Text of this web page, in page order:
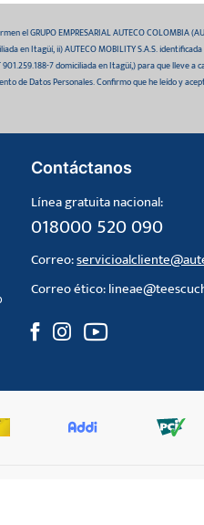
el GRUPO EMPRESARIAL AUTECO COLOMBIA
en Itagüí, ii) AUTECO MOBILITY S.A.S.
901.259.188-7 domiciliada en Itagüí,) para que lleve a
de Datos Personales. Confirmo que he leído y
Contáctanos
Línea gratuita nacional:
018000 520 090
Correo:
Correo ético: